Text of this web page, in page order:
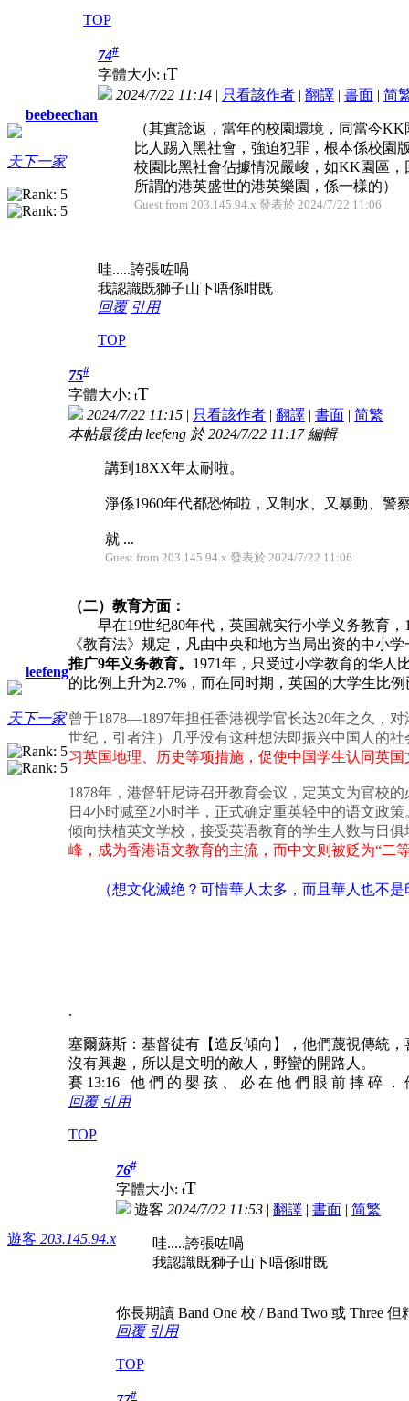
TOP
beebeechan
天下一家
74#
字體大小: tT
2024/7/22 11:14 | 只看該作者 | 翻譯 | 書面 | 简
（其實諗返，當年的校園環境，同當今
比人踢入黑社會，強迫犯罪，根本係校園
校園比黑社會佔據情況嚴峻，如KK園區
所謂的港英盛世的港英樂園，係一樣的）
Guest from 203.145.94.x 發表於 2024/7/22 11:06
哇.....誇張咗喎
我認識既獅子山下唔係咁既
回覆 引用
TOP
leefeng
天下一家
75#
字體大小: tT
2024/7/22 11:15 | 只看該作者 | 翻譯 | 書面 | 简繁
本帖最後由 leefeng 於 2024/7/22 11:17 編輯
講到18XX年太耐啦。
淨係1960年代都恐怖啦，又制水、又暴動、警
就 ...
Guest from 203.145.94.x 發表於 2024/7/22 11:06
（二）教育方面：
早在19世纪80年代，英国就实行小学义务教育，
《教育法》规定，凡由中央和地方当局出资的中小
推广9年义务教育。 1971年，只受过小学教育的华人
的比例上升为2.7%，而在同时期，英国的大学生比例
曾于1878—1897年担任香港视学官长达20年之久，
世纪，引者注）几乎没有这种想法即振兴中国人的
习英国地理、历史等项措施，促使中国学生认同英
1878年，港督轩尼诗召开教育会议，定英文为官校
日4小时减至2小时半，正式确定重英轻中的语文政
倾向扶植英文学校，接受英语教育的学生人数与日俱
峰，成为香港语文教育的主流，而中文则被贬为“二
（想文化滅绝？可惜華人太多，而且 華人 也不是
.
塞爾蘇斯：基督徒有【造反傾向】，他們蔑視傳統
沒有興趣，所以是文明的敵人，野蠻的開路人。
賽 13:16 他 們 的 嬰 孩 、 必 在 他 們 眼 前 摔 碎 ．
回覆 引用
TOP
遊客 203.145.94.x
76#
字體大小: tT
遊客 2024/7/22 11:53 | 翻譯 | 書面 | 简繁
哇.....誇張咗喎
我認識既獅子山下唔係咁既
你長期讀 Band One 校 / Band Two 或 Three 但
回覆 引用
TOP
#